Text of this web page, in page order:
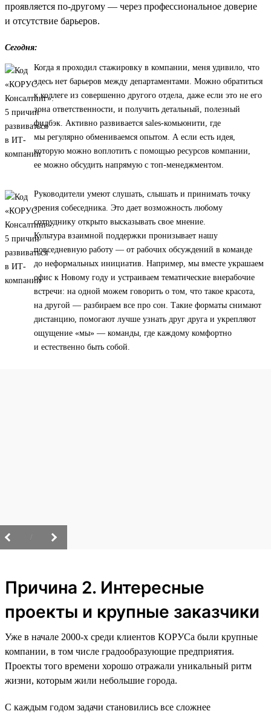
проявляется по-другому — через профессиональное доверие
и отсутствие барьеров.
Сегодня:
Когда я проходил стажировку в компании, меня удивило, что
здесь нет барьеров между департаментами. Можно обратиться
к коллеге из совершенно другого отдела, даже если это не его
зона ответственности, и получить детальный, полезный
фидбэк. Активно развивается sales-комьюнити, где
мы регулярно обмениваемся опытом. А если есть идея,
которую можно воплотить с помощью ресурсов компании,
ее можно обсудить напрямую с топ-менеджментом.
Руководители умеют слушать, слышать и принимать точку
зрения собеседника. Это дает возможность любому
сотруднику открыто высказывать свое мнение.
Культура взаимной поддержки пронизывает нашу
повседневную работу — от рабочих обсуждений в команде
до неформальных инициатив. Например, мы вместе украшаем
офис к Новому году и устраиваем тематические внерабочие
встречи: на одной можем говорить о том, что такое красота,
на другой — разбираем все про сон. Такие форматы снимают
дистанцию, помогают лучше узнать друг друга и укрепляют
ощущение «мы» — команды, где каждому комфортно
и естественно быть собой.
Причина 2. Интересные
проекты и крупные заказчики
Уже в начале 2000-х среди клиентов КОРУСа были крупные
компании, в том числе градообразующие предприятия.
Проекты того времени хорошо отражали уникальный ритм
жизни, которым жили небольшие города.
С каждым годом задачи становились все сложнее